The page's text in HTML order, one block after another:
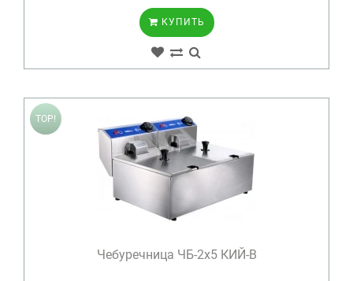
КУПИТЬ
TOP!
Чебуречница ЧБ-2х5 КИЙ-В